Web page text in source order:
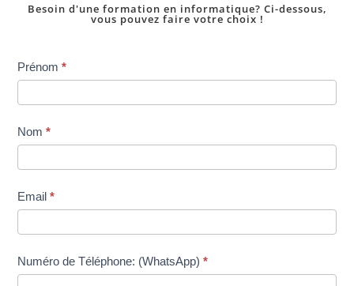
Besoin d'une formation en informatique? Ci-dessous,
vous pouvez faire votre choix !
Inscription
dans
une
Prénom*
Nom*
Email*
Numéro de Téléphone: (WhatsApp)*